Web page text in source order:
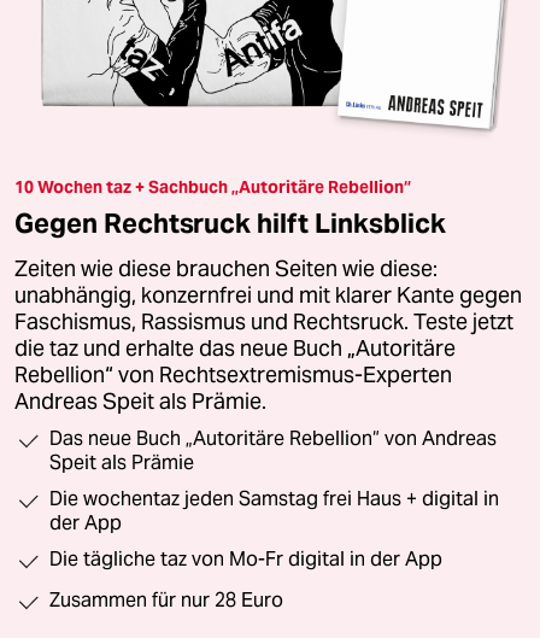
10 Wochen taz + Sachbuch „Autoritäre Rebellion“
Gegen Rechtsruck hilft Linksblick
Zeiten wie diese brauchen Seiten wie diese:
unabhängig, konzernfrei und mit klarer Kante gegen
Faschismus, Rassismus und Rechtsruck. Teste jetzt
die taz und erhalte das neue Buch „Autoritäre
Rebellion“ von Rechtsextremismus-Experten
Andreas Speit als Prämie.
Das neue Buch „Autoritäre Rebellion“ von Andreas
Speit als Prämie
Die wochentaz jeden Samstag frei Haus + digital in
der App
Die tägliche taz von Mo-Fr digital in der App
Zusammen für nur 28 Euro